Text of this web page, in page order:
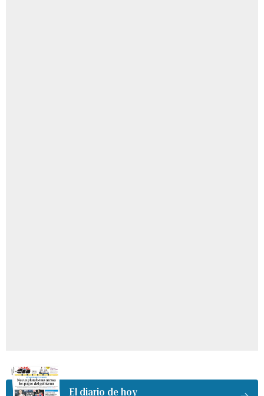
El diario de hoy